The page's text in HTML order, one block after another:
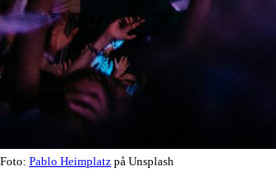
Foto: Pablo Heimplatz på Unsplash